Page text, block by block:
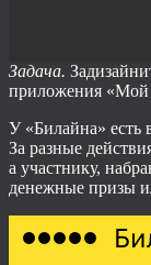
Задача.
приложения «Мой
У «Билайна»
За разные
а участнику,
денежные призы